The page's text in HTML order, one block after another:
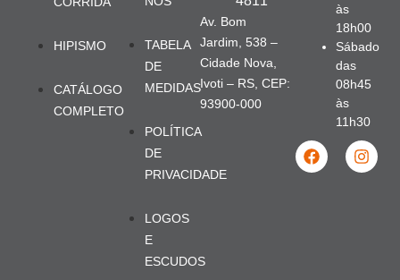
HIPISMO
CATÁLOGO
COMPLETO
TABELA
DE
MEDIDAS
POLÍTICA
DE
PRIVACIDADE
LOGOS
E
ESCUDOS
Av. Bom
Jardim, 538 –
Cidade Nova,
Ivoti – RS, CEP:
93900-000
às
18h00
Sábado
das
08h45
às
11h30